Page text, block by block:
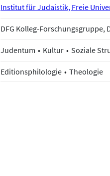
Institut für Judaistik, Freie
DFG Kolleg-Forschungsgruppe,
Judentum Kultur Soziale
Editionsphilologie Theologie